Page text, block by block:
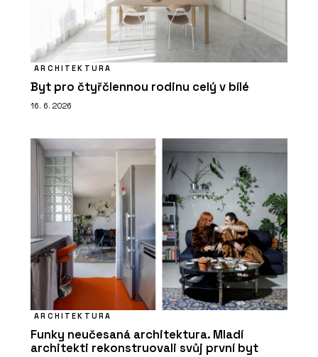
ARCHITEKTURA
Byt pro čtyřčlennou rodinu celý v bílé
16. 6. 2026
ARCHITEKTURA
Funky neučesaná architektura. Mladí
architekti rekonstruovali svůj první byt